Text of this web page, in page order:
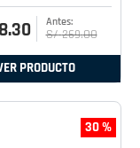
.30 S/ 269.00
PRODUCTO
30 %